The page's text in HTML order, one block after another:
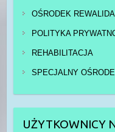
OŚRODEK
POLITYKA
REHABILITACJA
SPECJALNY
UŻYTKOWNICY